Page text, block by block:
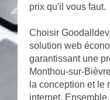
prix qu'il vous faut.
Choisir
solution web
garantissant une
Monthou-sur-
la conception et le
internet.